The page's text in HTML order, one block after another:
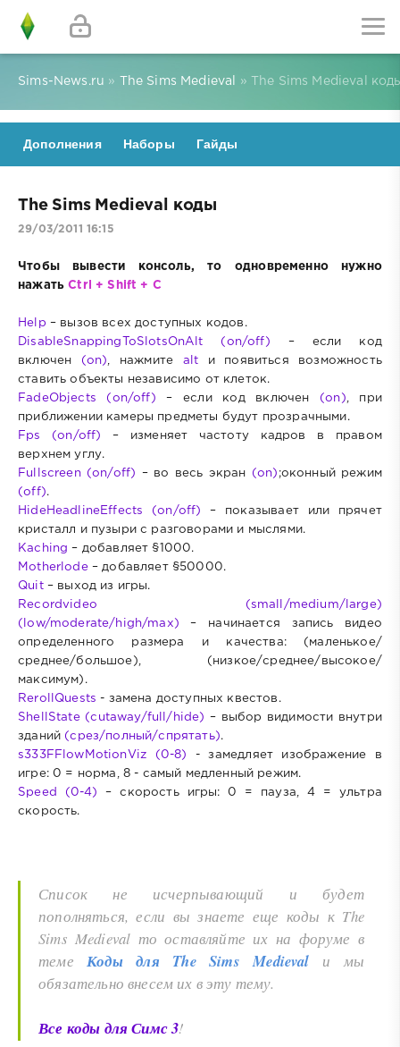
Sims-News.ru » The Sims Medieval » The Sims Medieval
Дополнения Наборы Гайды
The Sims Medieval коды
29/03/2011 16:15
Чтобы вывести консоль, то одновременно нужно
нажатьCtrl + Shift + C
Help – вызов всех доступных кодов.
DisableSnappingToSlotsOnAlt (on/off) – если код
включен
(on) , нажмите alt
и появиться возможность
ставить объекты независимо от клеток.
FadeObjects (on/off) – если код включен (on) , при
приближении камеры предметы будут прозрачными.
Fps (on/off)
– изменяет частоту кадров в правом
верхнем углу.
Fullscreen (on/off)
– во весь экран (on) ;оконный режим
(off).
HideHeadlineEffects (on/off)
– показывает или прячет
кристалл и пузыри с разговорами и мыслями.
Kaching – добавляет §1000.
Motherlode – добавляет §50000.
Quit– выход из игры.
Recordvideo (small/medium/large)
(low/moderate/high/max) – начинается запись видео
определенного размера и качества: (маленькое/
среднее/большое), (низкое/среднее/высокое/
максимум).
RerollQuests - замена доступных квестов.
ShellState (cutaway/full/hide) – выбор видимости внутри
зданий (срез/полный/спрятать).
s333FFlowMotionViz (0-8)
- замедляет изображение в
игре: 0 = норма, 8 - самый медленный режим.
Speed (0-4)
– скорость игры: 0 = пауза, 4 = ультра
скорость.
Список не исчерпывающий и будет
пополняться, если вы знаете еще коды к The
Sims Medieval то оставляйте их на форуме в
темеКоды для The Sims Medieval и мы
обязательно внесем их в эту тему.
Все коды для Симс 3!